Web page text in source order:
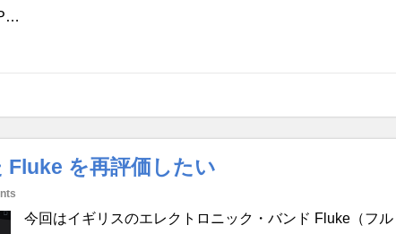
Fluke を再評価したい
今回はイギリスのエレクトロニック・バンド Fluke（フル